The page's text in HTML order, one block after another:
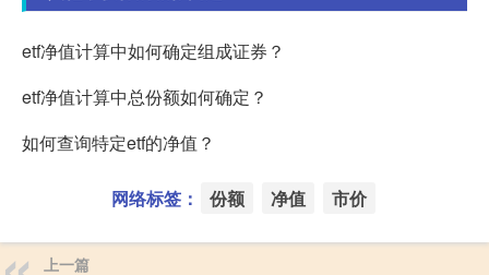
etf净值计算中如何确定组成证券？
etf净值计算中总份额如何确定？
如何查询特定etf的净值？
网络标签： 份额 净值 市价
上一篇